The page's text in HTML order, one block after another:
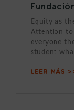
Equity as
Attention to
everyone
student
LEER MÁS